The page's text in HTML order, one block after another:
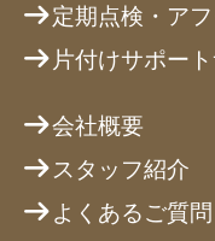
定期点検・ア
片付けサポー
会社概要
スタッフ紹介
よくあるご質問